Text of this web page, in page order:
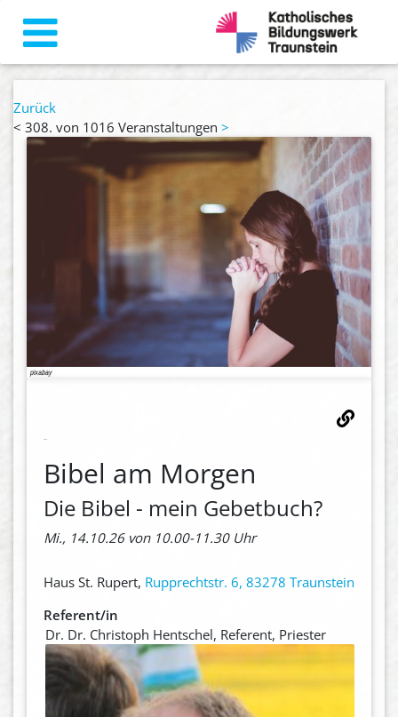
Zurück
< 308. von 1016 Veranstaltungen >
Bibel am Morgen
Die Bibel - mein Gebetbuch?
Mi., 14.10.26 von 10.00-11.30 Uhr
Haus St. Rupert, Rupprechtstr. 6, 83278 Traunstein
Referent/in
Dr. Dr. Christoph Hentschel, Referent, Priester